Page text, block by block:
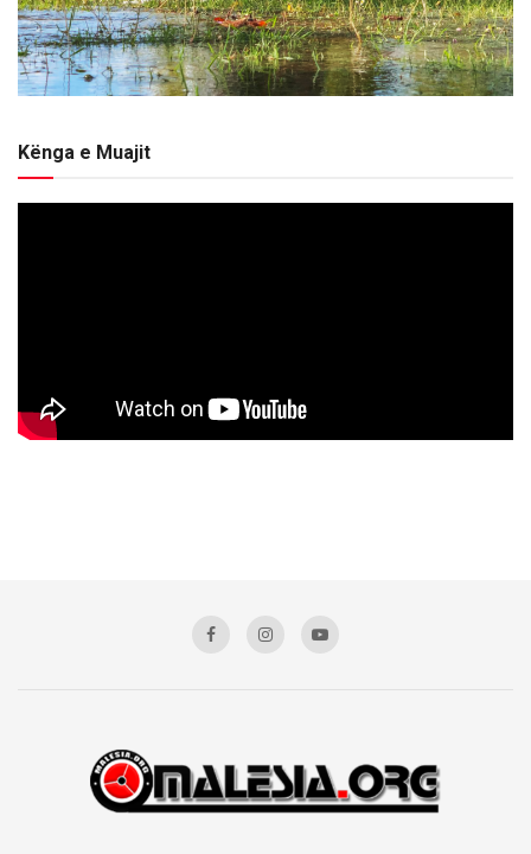
Kënga e Muajit